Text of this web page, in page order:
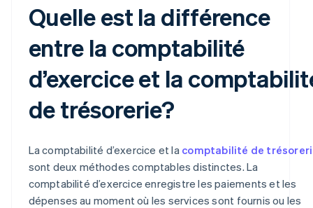
Quelle est la différence
entre la comptabilité
d’exercice et la
de trésorerie?
La comptabilité d’exercice et la comptabilité de
sont deux méthodes comptables distinctes. La
comptabilité d’exercice enregistre les paiements et les
dépenses au moment où les services sont fournis ou les